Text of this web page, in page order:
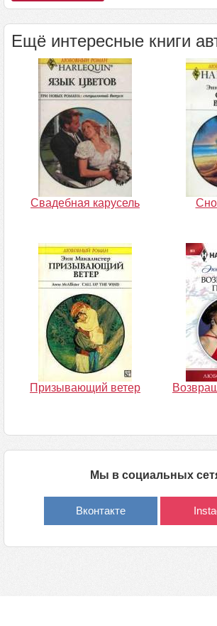
Ещё интересные книги
Свадебная карусель
Призывающий ветер
Мы в социальных
Вконтакте